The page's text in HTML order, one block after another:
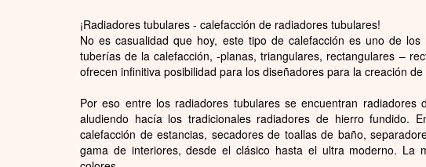
¡Radiadores tubulares - calefacción de radiadores tubulares!
No es casualidad que hoy, este tipo de calefacción es uno de
tuberías de la calefacción, -planas, triangulares, rectangulares –
ofrecen infinitiva posibilidad para los diseñadores para la creación
Por eso entre los radiadores tubulares se encuentran
aludiendo hacía los tradicionales radiadores de hierro fundido.
calefacción de estancias, secadores de toallas de baño,
gama de interiores, desde el clásico hasta el ultra moderno. La